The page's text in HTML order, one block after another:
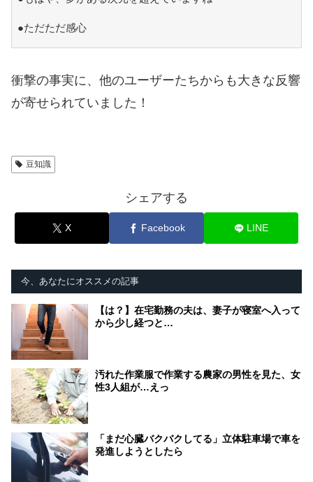
●ただただ感心
衝撃の事実に、他のユーザーたちからも大きな反響
が寄せられていました！
豆知識
シェアする
X Facebook LINE
今、あなたにオススメの記事
【は？】在宅勤務の夫は、妻子が寝室へ入って
から少し経つと…
汚れた作業服で作業する農家の男性を見た、女
性3人組が…えっ
「まだ心臓バクバクしてる」立体駐車場で車を
発進しようとしたら